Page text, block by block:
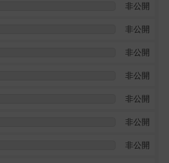
非公開
非公開
非公開
非公開
非公開
非公開
非公開